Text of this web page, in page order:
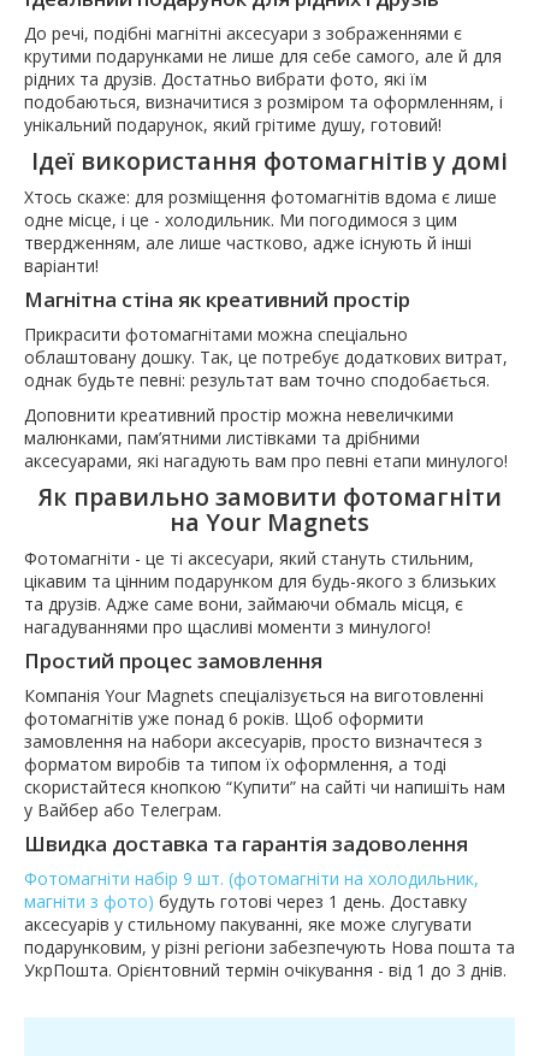
До речі, подібні магнітні аксесуари з зображеннями є
крутими подарунками не лише для себе самого, але й для
рідних та друзів. Достатньо вибрати фото, які їм
подобаються, визначитися з розміром та оформленням, і
унікальний подарунок, який грітиме душу, готовий!
Ідеї використання фотомагнітів у домі
Хтось скаже: для розміщення фотомагнітів вдома є лише
одне місце, і це - холодильник. Ми погодимося з цим
твердженням, але лише частково, адже існують й інші
варіанти!
Магнітна стіна як креативний простір
Прикрасити фотомагнітами можна спеціально
облаштовану дошку. Так, це потребує додаткових витрат,
однак будьте певні: результат вам точно сподобається.
Доповнити креативний простір можна невеличкими
малюнками, пам’ятними листівками та дрібними
аксесуарами, які нагадують вам про певні етапи минулого!
Як правильно замовити фотомагніти
на Your Magnets
Фотомагніти - це ті аксесуари, який стануть стильним,
цікавим та цінним подарунком для будь-якого з близьких
та друзів. Адже саме вони, займаючи обмаль місця, є
нагадуваннями про щасливі моменти з минулого!
Простий процес замовлення
Компанія Your Magnets спеціалізується на виготовленні
фотомагнітів уже понад 6 років. Щоб оформити
замовлення на набори аксесуарів, просто визначтеся з
форматом виробів та типом їх оформлення, а тоді
скористайтеся кнопкою “Купити” на сайті чи напишіть нам
у Вайбер або Телеграм.
Швидка доставка та гарантія задоволення
Фотомагніти набір 9 шт. (фотомагніти на холодильник,
магніти з фото) будуть готові через 1 день. Доставку
аксесуарів у стильному пакуванні, яке може слугувати
подарунковим, у різні регіони забезпечують Нова пошта та
УкрПошта. Орієнтовний термін очікування - від 1 до 3 днів.